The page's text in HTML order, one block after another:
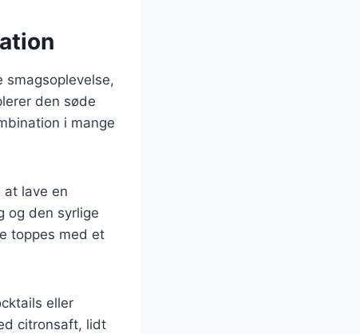
smagsoplevelse,
den søde
i mange
at lave en
og den syrlige
toppes med et
eller
citronsaft, lidt